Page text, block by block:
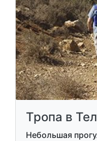
Тропа в
Небольшая